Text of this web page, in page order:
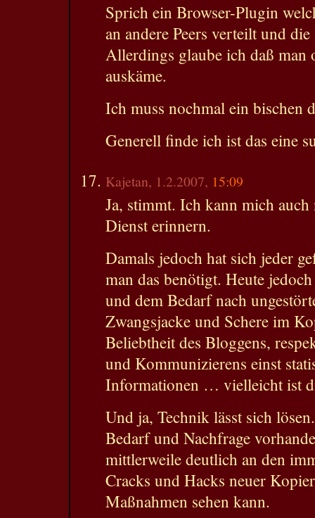
Sprich ein Browser-Plugin
an andere Peers verteilt und
Allerdings glaube ich daß man
auskäme.
Ich muss nochmal ein bischen
Generell finde ich ist das eine
Kajetan, 1.2.2007, 15:09
Ja, stimmt. Ich kann mich
Dienst erinnern.
Damals jedoch hat sich jeder
man das benötigt. Heute
und dem Bedarf nach
Zwangsjacke und Schere im
Beliebtheit des Bloggens,
und Kommunizierens einst
Informationen … vielleicht ist
Und ja, Technik lässt sich
Bedarf und Nachfrage
mittlerweile deutlich an den
Cracks und Hacks neuer
Maßnahmen sehen kann.